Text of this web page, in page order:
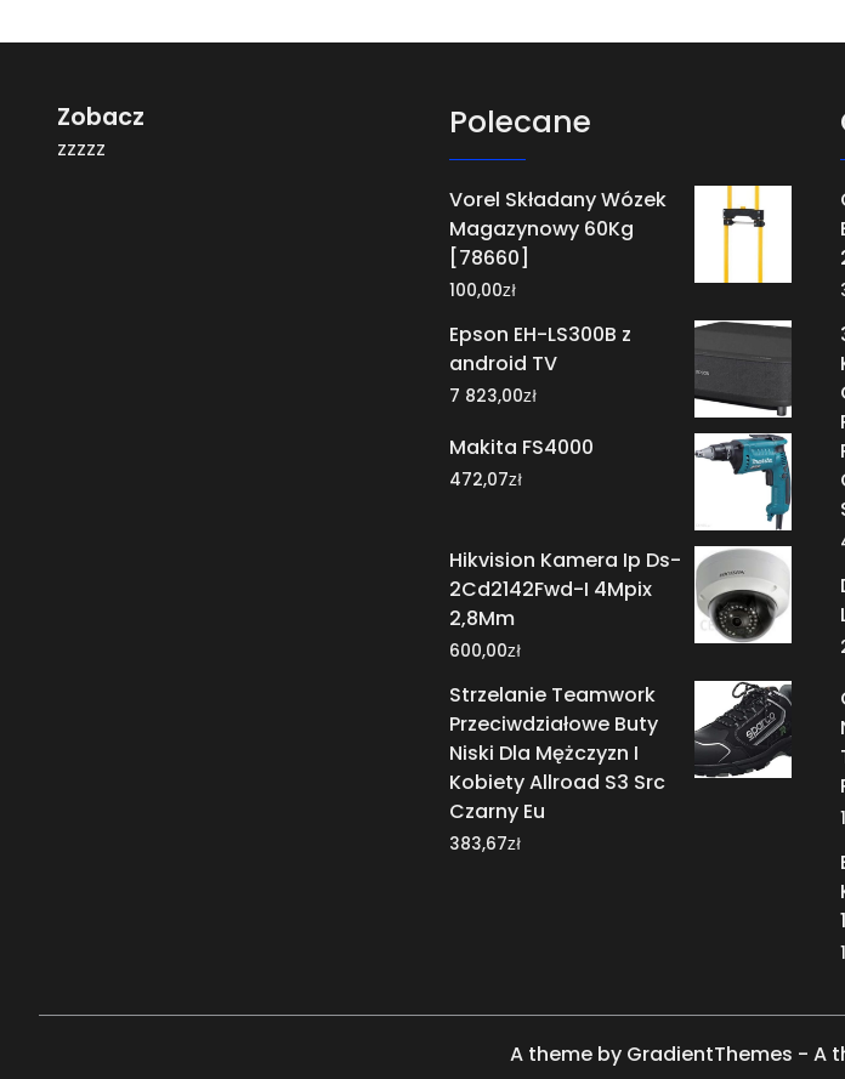
Zobacz
zzzzz
Polecane
Vorel Składany Wózek
Magazynowy 60Kg
[78660]
100,00zł
Epson EH-LS300B z
android TV
7 823,00zł
Makita FS4000
472,07zł
Hikvision Kamera Ip Ds-
2Cd2142Fwd-I 4Mpix
2,8Mm
600,00zł
Strzelanie Teamwork
Przeciwdziałowe Buty
Niski Dla Mężczyzn I
Kobiety Allroad S3 Src
Czarny Eu
383,67zł
A theme by GradientThemes - A